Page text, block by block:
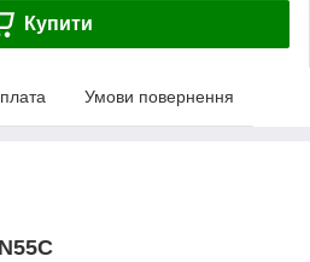
Купити
Умови повернення